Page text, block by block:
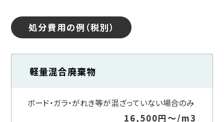
処分費用の例（税別）
軽量混合廃棄物
ボード・ガラ・がれき等が混ざっていない場合のみ
16,500円～/m3